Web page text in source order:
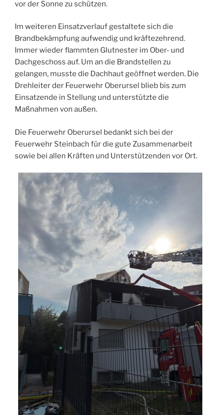
vor der Sonne zu schützen.
Im weiteren Einsatzverlauf gestaltete sich die
Brandbekämpfung aufwendig und kräftezehrend.
Immer wieder flammten Glutnester im Ober- und
Dachgeschoss auf. Um an die Brandstellen zu
gelangen, musste die Dachhaut geöffnet werden. Die
Drehleiter der Feuerwehr Oberursel blieb bis zum
Einsatzende in Stellung und unterstützte die
Maßnahmen von außen.
Die Feuerwehr Oberursel bedankt sich bei der
Feuerwehr Steinbach für die gute Zusammenarbeit
sowie bei allen Kräften und Unterstützenden vor Ort.